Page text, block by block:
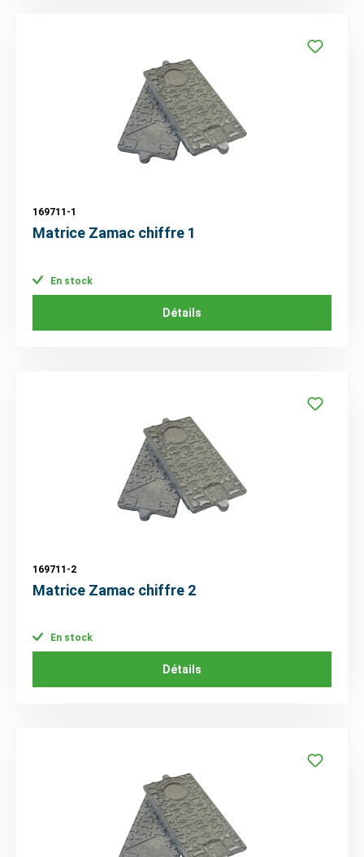
169711-1
Matrice Zamac chiffre 1
En stock
Détails
169711-2
Matrice Zamac chiffre 2
En stock
Détails